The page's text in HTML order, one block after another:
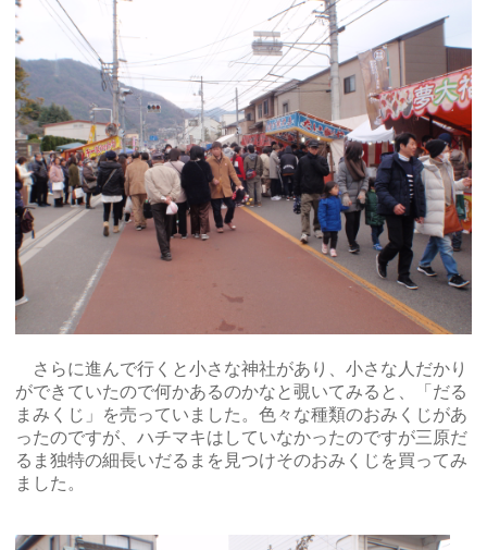
さらに進んで行くと小さな神社があり、小さな人だかり
ができていたので何かあるのかなと覗いてみると、「だる
まみくじ」を売っていました。色々な種類のおみくじがあ
ったのですが、ハチマキはしていなかったのですが三原だ
るま独特の細長いだるまを見つけそのおみくじを買ってみ
ました。